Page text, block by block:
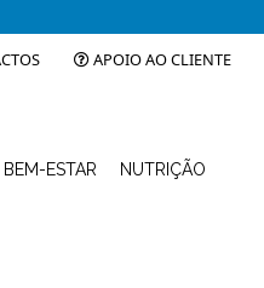
APOIO AO CLIENTE
BEM-ESTAR NUTRIÇÃO